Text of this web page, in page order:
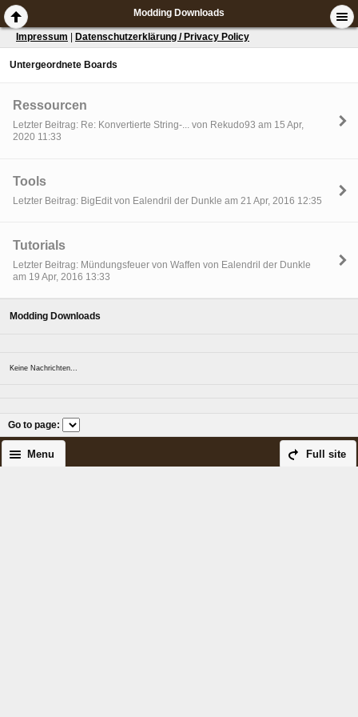
Modding Downloads
Impressum Datenschutzerklärung / Privacy Policy
Untergeordnete Boards
Ressourcen
Letzter Beitrag: Re: Konvertierte String-... von Rekudo93 am 15 Apr,
2020 11:33
Tools
Letzter Beitrag: BigEdit von Ealendril der Dunkle am 21 Apr, 2016 12:35
Tutorials
Letzter Beitrag: Mündungsfeuer von Waffen von Ealendril der Dunkle
am 19 Apr, 2016 13:33
Modding Downloads
Keine Nachrichten...
Go to page:
Full site
Menu